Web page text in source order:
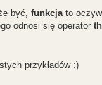
być, funkcjato
odnosi się operator
przykładów :)